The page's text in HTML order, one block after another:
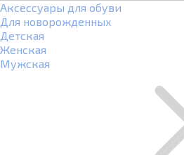
Аксессуары для обуви
Для новорожденных
Детская
Женская
Мужская